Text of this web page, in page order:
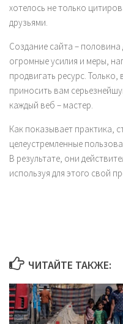
хотелось не только
друзьями.
Создание сайта – половина
огромные усилия и меры,
продвигать ресурс.
приносить вам
каждый веб – мастер.
Как показывает практика,
целеустремленные
В результате, они
используя для этого свой
ЧИТАЙТЕ ТАКЖЕ: